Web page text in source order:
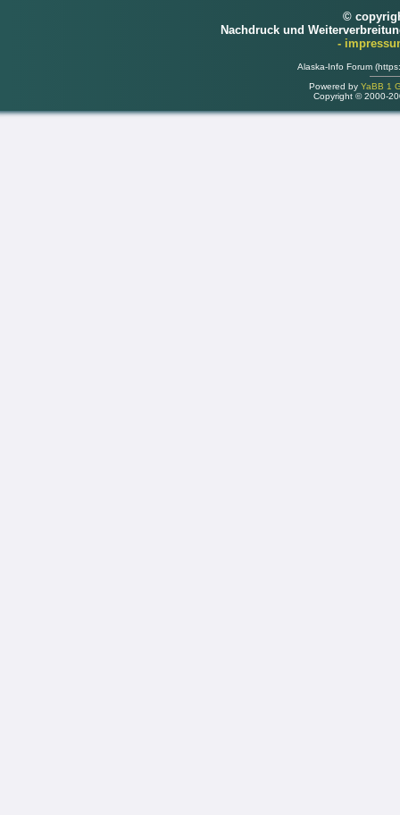
©
Nachdruck und
-
Alaska-Info Forum
Powered by YaBB 1
Copyright © 2000-